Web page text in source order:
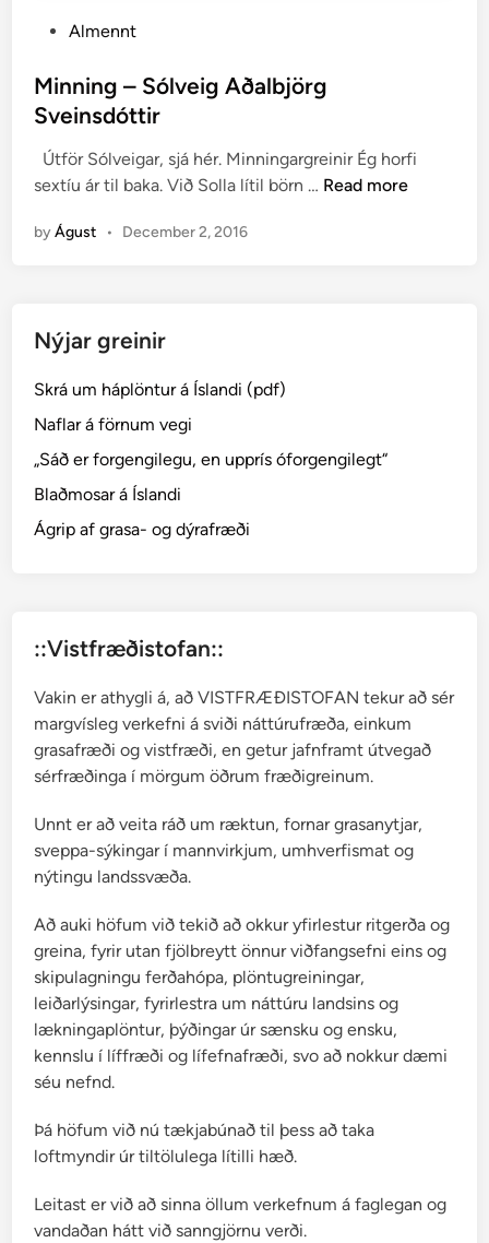
s
t
i
Almennt
Minning – Sólveig Aðalbjörg
Sveinsdóttir
Útför Sólveigar, sjá hér. Minningargreinir Ég horfi
sextíu ár til baka. Við Solla lítil börn … M
v
j
ö
r
g
n
s
d
ó
t
t
Read more
byÁgust • December 2, 2016
Nýjar greinir
Skrá um háplöntur á Íslandi (pdf)
Naflar á förnum vegi
„Sáð er forgengilegu, en upprís óforgengilegt“
Blaðmosar á Íslandi
Ágrip af grasa- og dýrafræði
::Vistfræðistofan::
Vakin er athygli á, að VISTFRÆÐISTOFAN tekur að sér
margvísleg verkefni á sviði náttúrufræða, einkum
grasafræði og vistfræði, en getur jafnframt útvegað
sérfræðinga í mörgum öðrum fræðigreinum.
Unnt er að veita ráð um ræktun, fornar grasanytjar,
sveppa-sýkingar í mannvirkjum, umhverfismat og
nýtingu landssvæða.
Að auki höfum við tekið að okkur yfirlestur ritgerða og
greina, fyrir utan fjölbreytt önnur viðfangsefni eins og
skipulagningu ferðahópa, plöntugreiningar,
leiðarlýsingar, fyrirlestra um náttúru landsins og
lækningaplöntur, þýðingar úr sænsku og ensku,
kennslu í líffræði og lífefnafræði, svo að nokkur dæmi
séu nefnd.
Þá höfum við nú tækjabúnað til þess að taka
loftmyndir úr tiltölulega lítilli hæð.
Leitast er við að sinna öllum verkefnum á faglegan og
vandaðan hátt við sanngjörnu verði.